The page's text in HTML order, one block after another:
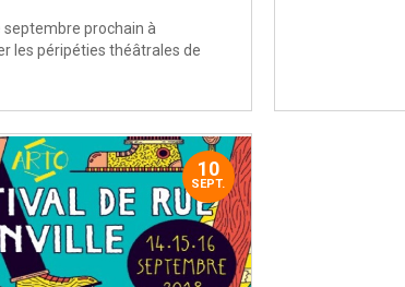
septembre prochain à
les péripéties théâtrales de
10
SEPT.